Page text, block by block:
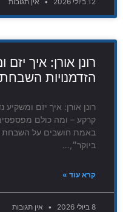
רונן אורן: איך
הזדמנויות
רונן אורן: איך יזם
קרקע – ומה כולם
באמת חושבים על השבחת
ביוקר״,…
קרא עוד »
8 ביולי 2026 אין תגובות